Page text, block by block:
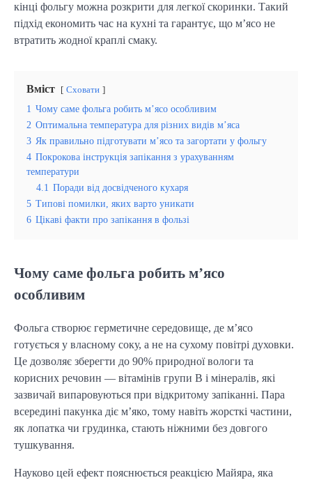
кінці фольгу можна розкрити для легкої скоринки. Такий
підхід економить час на кухні та гарантує, що м’ясо не
втратить жодної краплі смаку.
Вміст Сховати
1 Чому саме фольга робить м’ясо особливим
2 Оптимальна температура для різних видів м’яса
3 Як правильно підготувати м’ясо та загортати у фольгу
4 Покрокова інструкція запікання з урахуванням
температури
4.1 Поради від досвідченого кухаря
5 Типові помилки, яких варто уникати
6 Цікаві факти про запікання в фользі
Чому саме фольга робить м’ясо
особливим
Фольга створює герметичне середовище, де м’ясо
готується у власному соку, а не на сухому повітрі духовки.
Це дозволяє зберегти до 90% природної вологи та
корисних речовин — вітамінів групи B і мінералів, які
зазвичай випаровуються при відкритому запіканні. Пара
всередині пакунка діє м’яко, тому навіть жорсткі частини,
як лопатка чи грудинка, стають ніжними без довгого
тушкування.
Науково цей ефект пояснюється реакцією Майяра, яка